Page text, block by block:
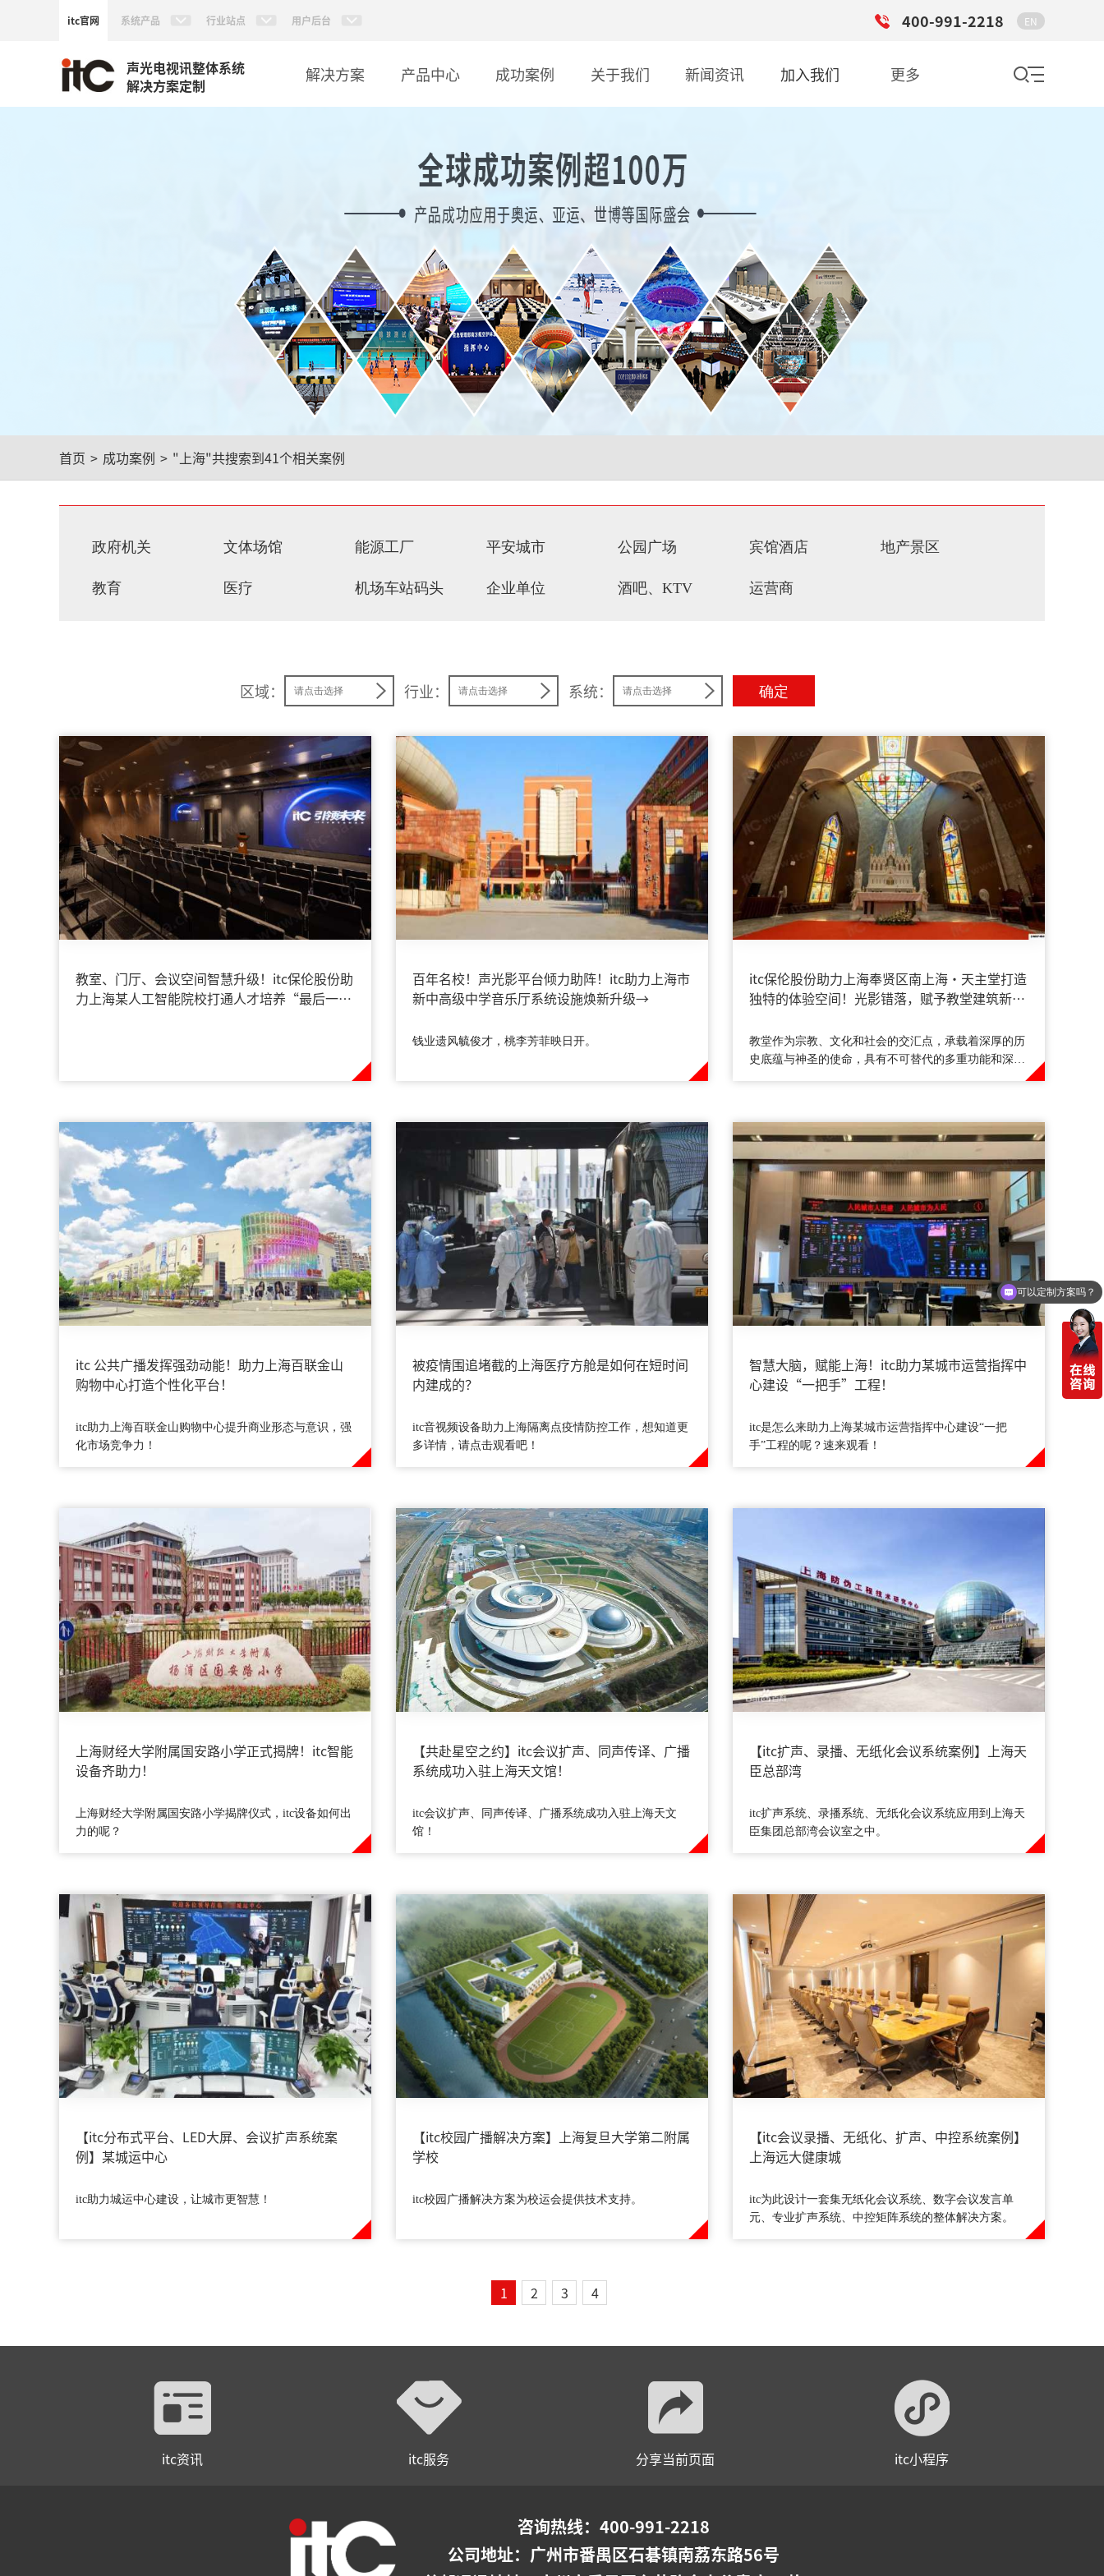
itc官网 系统产品 行业站点 用户后台 400-991-2218 EN
声光电视讯整体系统
解决方案定制
解决方案 产品中心 成功案例 关于我们 新闻资讯 加入我们 更多
首页 > 成功案例 > "上海"共搜索到41个相关案例
政府机关 文体场馆 能源工厂 平安城市 公园广场 宾馆酒店 地产景区
教育 医疗 机场车站码头 企业单位 酒吧、KTV 运营商
区域： 行业： 系统： 确定
教室、门厅、会议空间智慧升级！itc保伦股份助
力上海某人工智能院校打通人才培养“最后一公
百年名校！声光影平台倾力助阵！itc助力上海市
新中高级中学音乐厅系统设施焕新升级→
钱业遗风毓俊才，桃李芳菲映日开。
​itc保伦股份助力上海奉贤区南上海·天主堂打造
独特的体验空间！光影错落，赋予教堂建筑新的
教堂作为宗教、文化和社会的交汇点，承载着深厚的历
史底蕴与神圣的使命，具有不可替代的多重功能和深远
itc 公共广播发挥强劲动能！助力上海百联金山
购物中心打造个性化平台！
itc助力上海百联金山购物中心提升商业形态与意识，强
化市场竞争力！
被疫情围追堵截的上海医疗方舱是如何在短时间
内建成的？
itc音视频设备助力上海隔离点疫情防控工作，想知道更
多详情，请点击观看吧！
​智慧大脑，赋能上海！itc助力某城市运营指挥中
心建设“一把手”工程！
itc是怎么来助力上海某城市运营指挥中心建设“一把
手”工程的呢？速来观看！
上海财经大学附属国安路小学正式揭牌！itc智能
设备齐助力！
上海财经大学附属国安路小学揭牌仪式，itc设备如何出
力的呢？
​【共赴星空之约】itc会议扩声、同声传译、广播
系统成功入驻上海天文馆！
itc会议扩声、同声传译、广播系统成功入驻上海天文
馆！
【itc扩声、录播、无纸化会议系统案例】上海天
臣总部湾
itc扩声系统、录播系统、无纸化会议系统应用到上海天
臣集团总部湾会议室之中。
【itc分布式平台、LED大屏、会议扩声系统案
例】某城运中心
itc助力城运中心建设，让城市更智慧！
【itc校园广播解决方案】上海复旦大学第二附属
学校
itc校园广播解决方案为校运会提供技术支持。
【itc会议录播、无纸化、扩声、中控系统案例】
上海远大健康城
itc为此设计一套集无纸化会议系统、数字会议发言单
元、专业扩声系统、中控矩阵系统的整体解决方案。
1 2 3 4
itc资讯 itc服务 分享当前页面 itc小程序
咨询热线：400-991-2218
公司地址： 广州市番禺区石碁镇南荔东路56号
你们电话多少
可以定制方案吗？